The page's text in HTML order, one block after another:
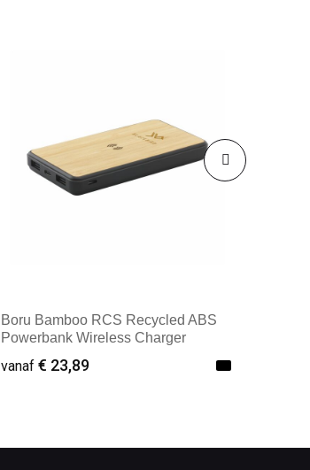
Boru Bamboo RCS Recycled ABS
Powerbank Wireless Charger
vanaf € 23,89